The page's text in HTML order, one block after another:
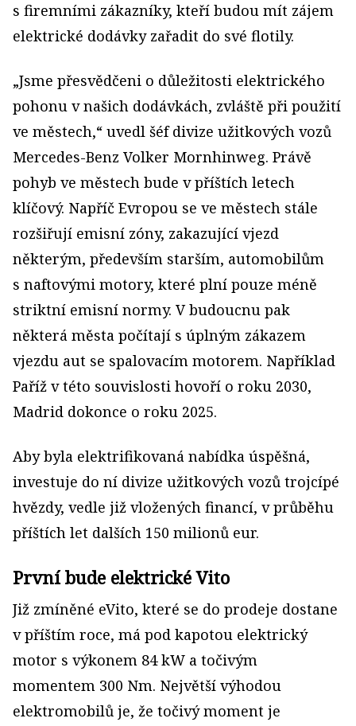
s firemními zákazníky, kteří budou mít zájem
elektrické dodávky zařadit do své flotily.
„Jsme přesvědčeni o důležitosti elektrického
pohonu v našich dodávkách, zvláště při použití
ve městech,“ uvedl šéf divize užitkových vozů
Mercedes-Benz Volker Mornhinweg. Právě
pohyb ve městech bude v příštích letech
klíčový. Napříč Evropou se ve městech stále
rozšiřují emisní zóny, zakazující vjezd
některým, především starším, automobilům
s naftovými motory, které plní pouze méně
striktní emisní normy. V budoucnu pak
některá města počítají s úplným zákazem
vjezdu aut se spalovacím motorem. Například
Paříž v této souvislosti hovoří o roku 2030,
Madrid dokonce o roku 2025.
Aby byla elektrifikovaná nabídka úspěšná,
investuje do ní divize užitkových vozů trojcípé
hvězdy, vedle již vložených financí, v průběhu
příštích let dalších 150 milionů eur.
První bude elektrické Vito
Již zmíněné eVito, které se do prodeje dostane
v příštím roce, má pod kapotou elektrický
motor s výkonem 84 kW a točivým
momentem 300 Nm. Největší výhodou
elektromobilů je, že točivý moment je